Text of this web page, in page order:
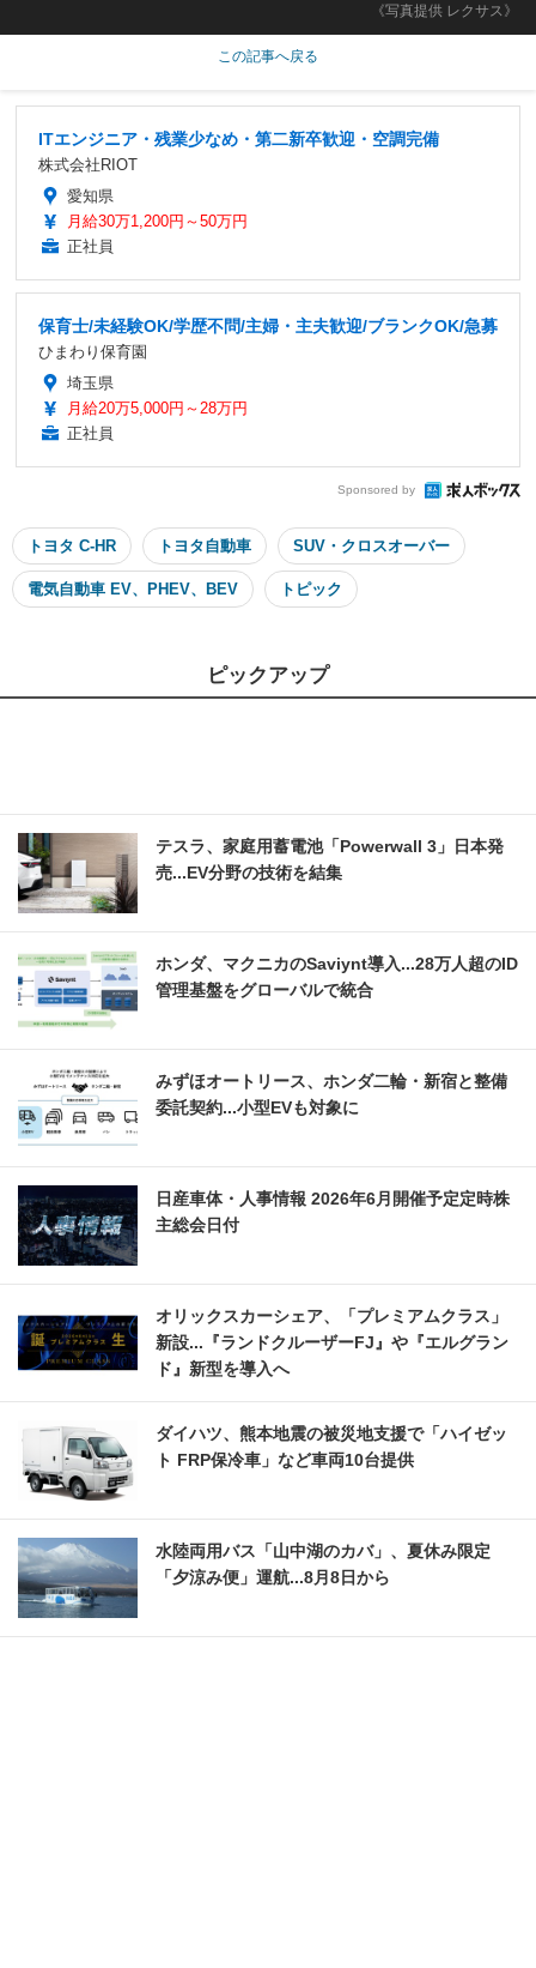
《写真提供 レクサス》
この記事へ戻る
ITエンジニア・残業少なめ・第二新卒歓迎・空調完備
株式会社RIOT
愛知県
月給30万1,200円～50万円
正社員
保育士/未経験OK/学歴不問/主婦・主夫歓迎/ブランクOK/急募
ひまわり保育園
埼玉県
月給20万5,000円～28万円
正社員
Sponsored by
トヨタ C-HR トヨタ自動車 SUV・クロスオーバー
電気自動車 EV、PHEV、BEV トピック
ピックアップ
テスラ、家庭用蓄電池「Powerwall 3」日本発
売...EV分野の技術を結集
ホンダ、マクニカのSaviynt導入...28万人超のID
管理基盤をグローバルで統合
みずほオートリース、ホンダ二輪・新宿と整備
委託契約...小型EVも対象に
日産車体・人事情報 2026年6月開催予定定時株
主総会日付
オリックスカーシェア、「プレミアムクラス」
新設...『ランドクルーザーFJ』や『エルグラン
ド』新型を導入へ
ダイハツ、熊本地震の被災地支援で「ハイゼッ
ト FRP保冷車」など車両10台提供
水陸両用バス「山中湖のカバ」、夏休み限定
「夕涼み便」運航...8月8日から